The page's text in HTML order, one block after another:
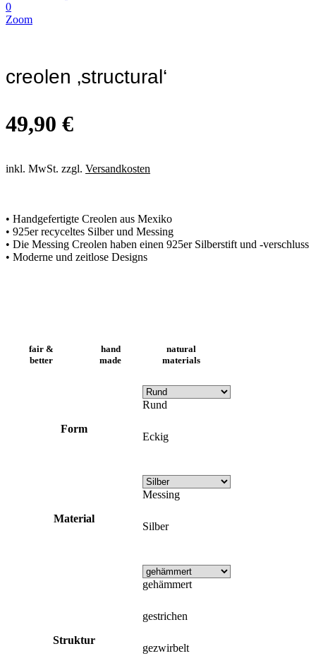
0
Zoom
creolen ‚structural‘
49,90 €
inkl. MwSt. zzgl. Versandkosten
• Handgefertigte Creolen aus Mexiko
• 925er recyceltes Silber und Messing
• Die Messing Creolen haben einen 925er Silberstift und -verschluss
• Moderne und zeitlose Designs
fair &
better
hand
made
natural
materials
Form
Rund
Eckig
Material
Messing
Silber
Struktur
gehämmert
gestrichen
gezwirbelt